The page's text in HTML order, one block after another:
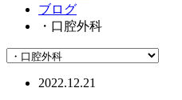
ブログ
・口腔外科
2022.12.21